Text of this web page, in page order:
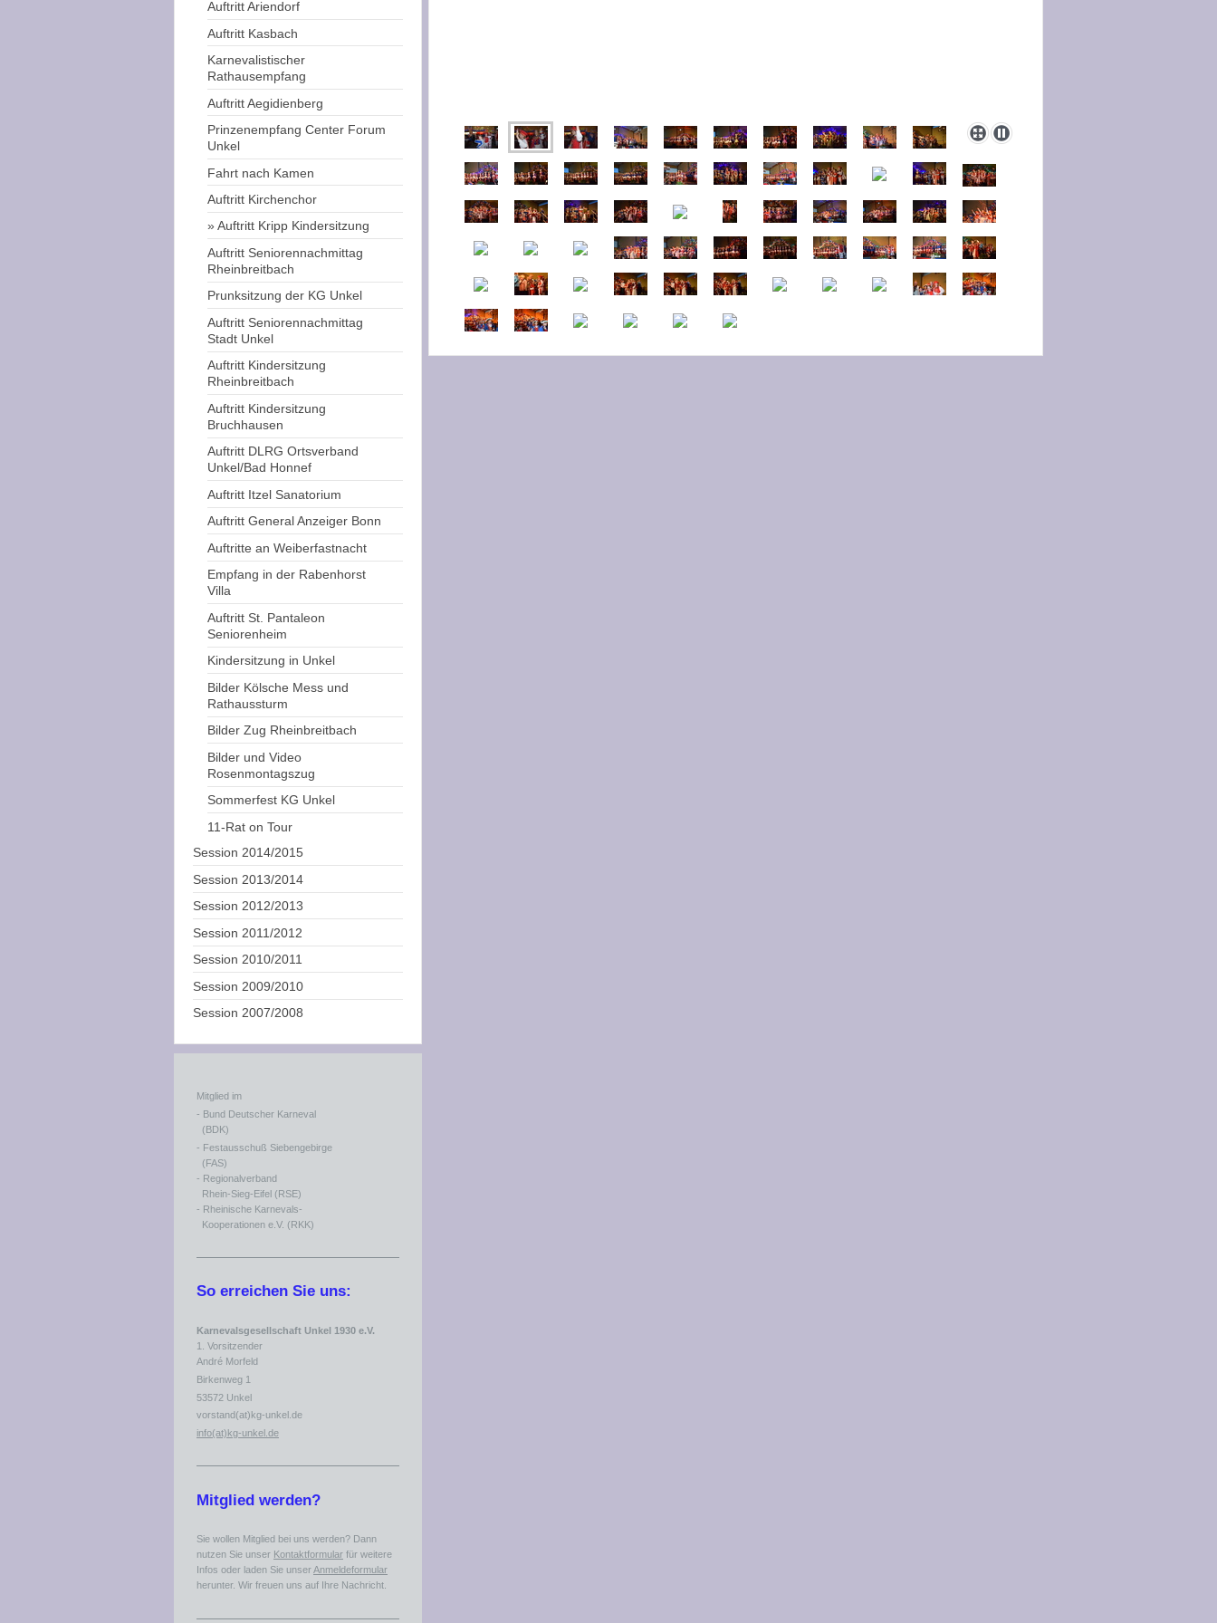
Auftritt Ariendorf
Auftritt Kasbach
Karnevalistischer
Rathausempfang
Auftritt Aegidienberg
Prinzenempfang Center Forum
Unkel
Fahrt nach Kamen
Auftritt Kirchenchor
Auftritt Kripp Kindersitzung
Auftritt Seniorennachmittag
Rheinbreitbach
Prunksitzung der KG Unkel
Auftritt Seniorennachmittag
Stadt Unkel
Auftritt Kindersitzung
Rheinbreitbach
Auftritt Kindersitzung
Bruchhausen
Auftritt DLRG Ortsverband
Unkel/Bad Honnef
Auftritt Itzel Sanatorium
Auftritt General Anzeiger Bonn
Auftritte an Weiberfastnacht
Empfang in der Rabenhorst
Villa
Auftritt St. Pantaleon
Seniorenheim
Kindersitzung in Unkel
Bilder Kölsche Mess und
Rathaussturm
Bilder Zug Rheinbreitbach
Bilder und Video
Rosenmontagszug
Sommerfest KG Unkel
11-Rat on Tour
Session 2014/2015
Session 2013/2014
Session 2012/2013
Session 2011/2012
Session 2010/2011
Session 2009/2010
Session 2007/2008
Mitglied im
- Bund Deutscher Karneval
(BDK)
- Festausschuß Siebengebirge
(FAS)
- Regionalverband
Rhein-Sieg-Eifel (RSE)
- Rheinische Karnevals-
Kooperationen e.V. (RKK)
So erreichen Sie uns:
Karnevalsgesellschaft Unkel 1930 e.V.
1. Vorsitzender
André Morfeld
Birkenweg 1
53572 Unkel
vorstand(at)kg-unkel.de
info(at)kg-unkel.de
Mitglied werden?
Sie wollen Mitglied bei uns werden? Dann
nutzen Sie unser Kontaktformular für weitere
Infos oder laden Sie unserAnmeldeformular
herunter. Wir freuen uns auf Ihre Nachricht.